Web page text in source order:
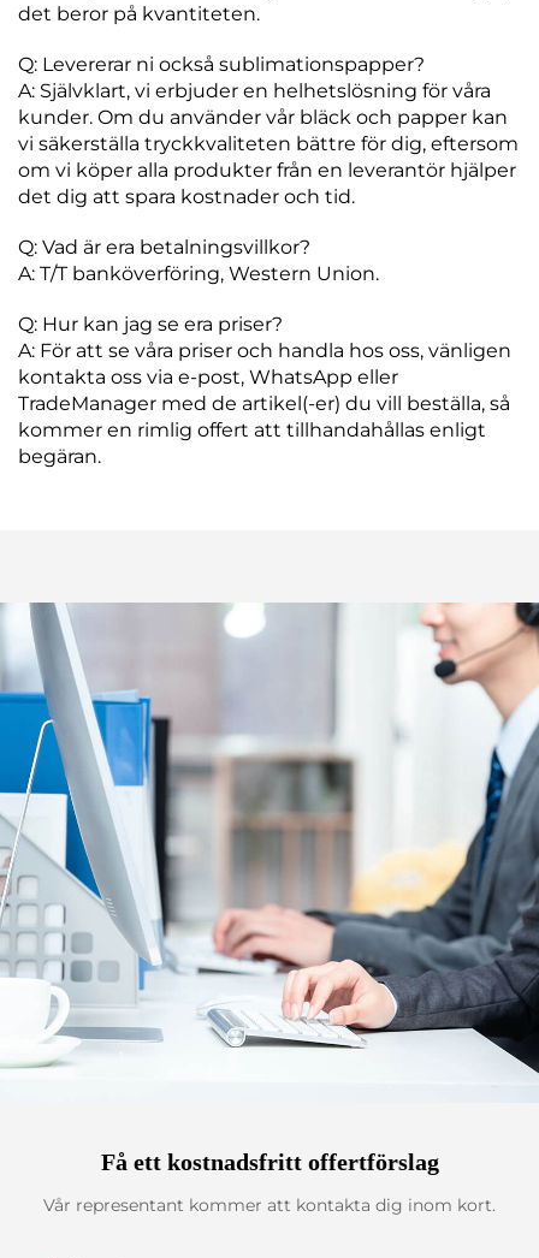
det beror på kvantiteten.
Q: Levererar ni också sublimationspapper?
A: Självklart, vi erbjuder en helhetslösning för våra
kunder. Om du använder vår bläck och papper kan
vi säkerställa tryckkvaliteten bättre för dig, eftersom
om vi köper alla produkter från en leverantör hjälper
det dig att spara kostnader och tid.
Q: Vad är era betalningsvillkor?
A: T/T banköverföring, Western Union.
Q: Hur kan jag se era priser?
A: För att se våra priser och handla hos oss, vänligen
kontakta oss via e-post, WhatsApp eller
TradeManager med de artikel(-er) du vill beställa, så
kommer en rimlig offert att tillhandahållas enligt
begäran.
Få ett kostnadsfritt offertförslag
Vår representant kommer att kontakta dig inom kort.